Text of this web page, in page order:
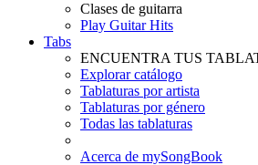
Clases de guitarra
Play Guitar Hits
Tabs
ENCUENTRA TUS
Explorar catálogo
Tablaturas por artista
Tablaturas por género
Todas las tablaturas
Acerca de mySongBook